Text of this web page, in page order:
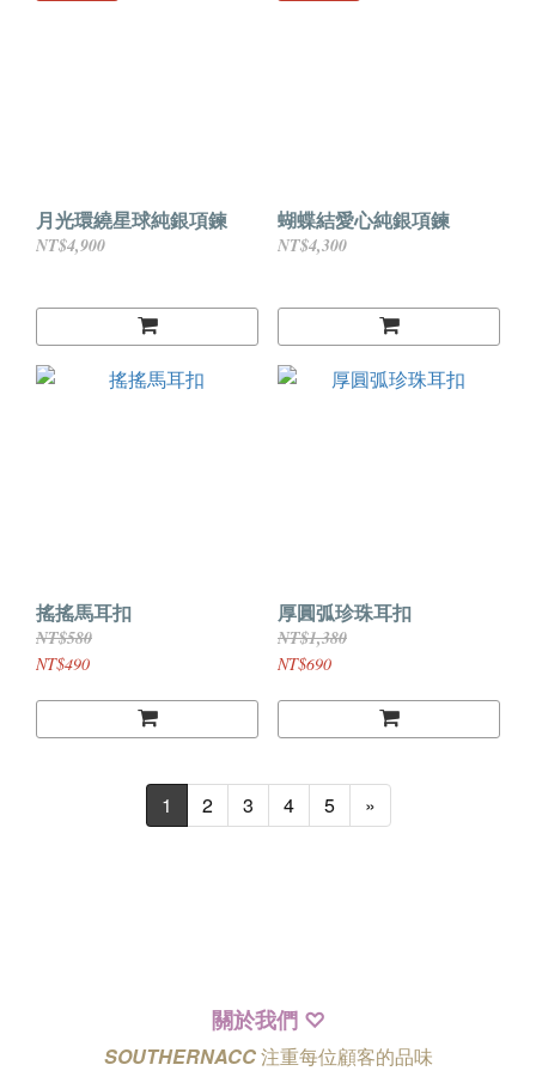
月光環繞星球純銀項鍊
NT$4,900
蝴蝶結愛心純銀項鍊
NT$4,300
搖搖馬耳扣
NT$580
NT$490
厚圓弧珍珠耳扣
NT$1,380
NT$690
1 2 3 4 5 »
關於我們 ♡
SOUTHERNACC注重每位顧客的品味